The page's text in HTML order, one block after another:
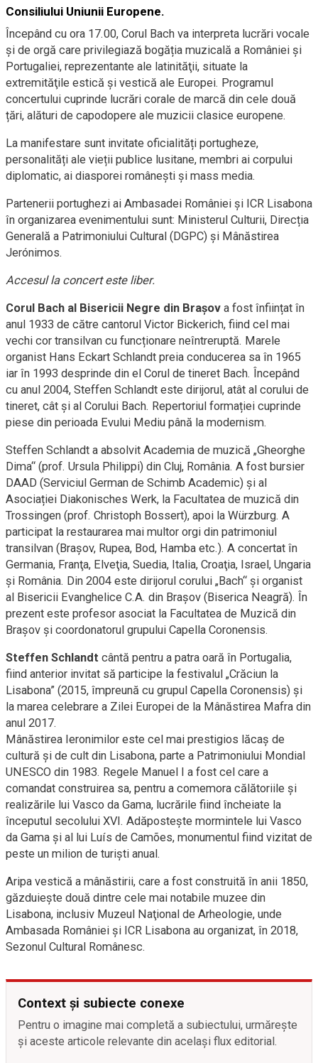
Consiliului Uniunii Europene.
Începând cu ora 17.00, Corul Bach va interpreta lucrări vocale
și de orgă care privilegiază bogăția muzicală a României şi
Portugaliei, reprezentante ale latinităţii, situate la
extremităţile estică şi vestică ale Europei. Programul
concertului cuprinde lucrări corale de marcă din cele două
țări, alături de capodopere ale muzicii clasice europene.
La manifestare sunt invitate oficialități portugheze,
personalități ale vieții publice lusitane, membri ai corpului
diplomatic, ai diasporei românești și mass media.
Partenerii portughezi ai Ambasadei României şi ICR Lisabona
în organizarea evenimentului sunt: Ministerul Culturii, Direcția
Generală a Patrimoniului Cultural (DGPC) și Mânăstirea
Jerónimos.
Accesul la concert este liber.
Corul Bach al Bisericii Negre din Brașov a fost înființat în
anul 1933 de către cantorul Victor Bickerich, fiind cel mai
vechi cor transilvan cu funcționare neîntreruptă. Marele
organist Hans Eckart Schlandt preia conducerea sa în 1965
iar în 1993 desprinde din el Corul de tineret Bach. Începând
cu anul 2004, Steffen Schlandt este dirijorul, atât al corului de
tineret, cât și al Corului Bach. Repertoriul formației cuprinde
piese din perioada Evului Mediu până la modernism.
Steffen Schlandt a absolvit Academia de muzică „Gheorghe
Dima“ (prof. Ursula Philippi) din Cluj, România. A fost bursier
DAAD (Serviciul German de Schimb Academic) şi al
Asociației Diakonisches Werk, la Facultatea de muzică din
Trossingen (prof. Christoph Bossert), apoi la Würzburg. A
participat la restaurarea mai multor orgi din patrimoniul
transilvan (Braşov, Rupea, Bod, Hamba etc.). A concertat în
Germania, Franţa, Elveţia, Suedia, Italia, Croaţia, Israel, Ungaria
şi România. Din 2004 este dirijorul corului „Bach“ şi organist
al Bisericii Evanghelice C.A. din Braşov (Biserica Neagră). În
prezent este profesor asociat la Facultatea de Muzică din
Braşov şi coordonatorul grupului Capella Coronensis.
Steffen Schlandt cântă pentru a patra oară în Portugalia,
fiind anterior invitat să participe la festivalul „Crăciun la
Lisabona” (2015, împreună cu grupul Capella Coronensis) și
la marea celebrare a Zilei Europei de la Mânăstirea Mafra din
anul 2017.
Mânăstirea Ieronimilor este cel mai prestigios lăcaș de
cultură şi de cult din Lisabona, parte a Patrimoniului Mondial
UNESCO din 1983. Regele Manuel I a fost cel care a
comandat construirea sa, pentru a comemora călătoriile şi
realizările lui Vasco da Gama, lucrările fiind încheiate la
începutul secolului XVI. Adăpostește mormintele lui Vasco
da Gama și al lui Luís de Camões, monumentul fiind vizitat de
peste un milion de turiști anual.
Aripa vestică a mânăstirii, care a fost construită în anii 1850,
găzduieşte două dintre cele mai notabile muzee din
Lisabona, inclusiv Muzeul Naţional de Arheologie, unde
Ambasada României și ICR Lisabona au organizat, în 2018,
Sezonul Cultural Românesc.
Context și subiecte conexe
Pentru o imagine mai completă a subiectului, urmărește
și aceste articole relevante din același flux editorial.